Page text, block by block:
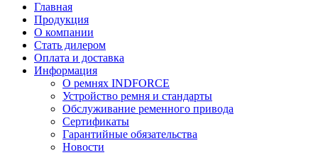
Главная
Продукция
О компании
Стать дилером
Оплата и доставка
Информация
О ремнях INDFORCE
Устройство ремня и стандарты
Обслуживание ременного привода
Сертификаты
Гарантийные обязательства
Новости